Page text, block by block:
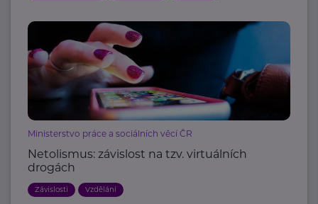
Ministerstvo práce a sociálních věcí ČR
Netolismus: závislost na tzv. virtuálních
drogách
Závislosti Vzdělání